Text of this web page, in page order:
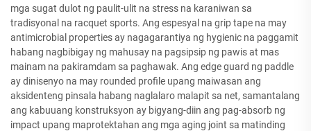
mga sugat dulot ng paulit-ulit na stress na karaniwan sa
tradisyonal na racquet sports. Ang espesyal na grip tape na may
antimicrobial properties ay nagagarantiya ng hygienic na paggamit
habang nagbibigay ng mahusay na pagsipsip ng pawis at mas
mainam na pakiramdam sa paghawak. Ang edge guard ng paddle
ay dinisenyo na may rounded profile upang maiwasan ang
aksidenteng pinsala habang naglalaro malapit sa net, samantalang
ang kabuuang konstruksyon ay bigyang-diin ang pag-absorb ng
impact upang maprotektahan ang mga aging joint sa matinding